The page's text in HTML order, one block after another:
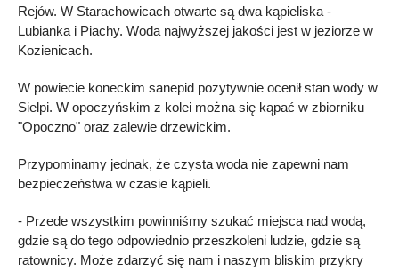
Rejów. W Starachowicach otwarte są dwa kąpieliska -
Lubianka i Piachy. Woda najwyższej jakości jest w jeziorze w
Kozienicach.
W powiecie koneckim sanepid pozytywnie ocenił stan wody w
Sielpi. W opoczyńskim z kolei można się kąpać w zbiorniku
"Opoczno" oraz zalewie drzewickim.
Przypominamy jednak, że czysta woda nie zapewni nam
bezpieczeństwa w czasie kąpieli.
- Przede wszystkim powinniśmy szukać miejsca nad wodą,
gdzie są do tego odpowiednio przeszkoleni ludzie, gdzie są
ratownicy. Może zdarzyć się nam i naszym bliskim przykry